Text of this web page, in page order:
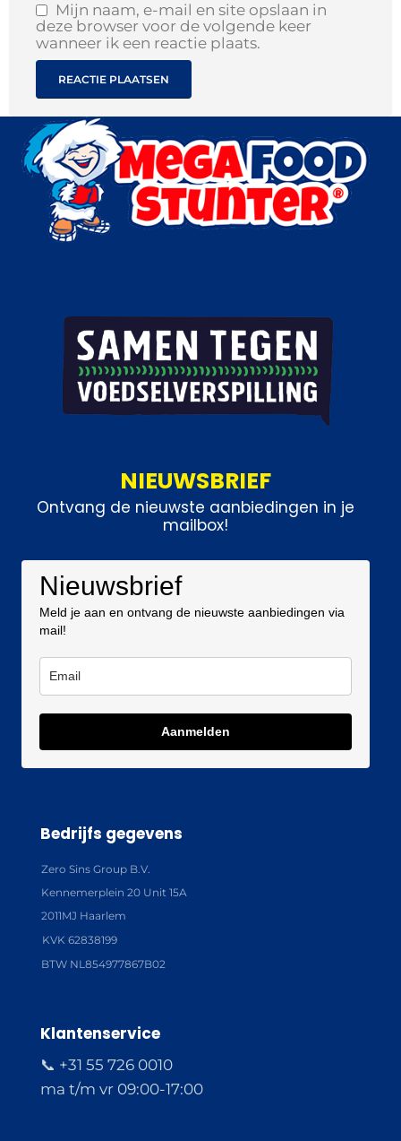
Mijn naam, e-mail en site opslaan in
deze browser voor de volgende keer
wanneer ik een reactie plaats.
NIEUWSBRIEF
Ontvang de nieuwste aanbiedingen in je
mailbox!
Nieuwsbrief
Meld je aan en ontvang de nieuwste aanbiedingen via
mail!
Aanmelden
Bedrijfs gegevens
Zero Sins Group B.V.
Kennemerplein 20 Unit 15A
2011MJ Haarlem
KVK 62838199
BTW NL854977867B02
Klantenservice
📞 +31 55 726 0010
ma t/m vr 09:00-17:00